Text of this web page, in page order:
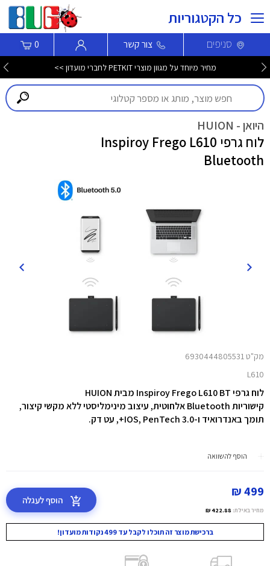
כל הקטגוריות
סניפים צור קשר 0
מחיר מיוחד על מגוון מוצרי PETKIT לחברי מועדון >>
היואן - HUION
לוח גרפי Inspiroy Frego L610
Bluetooth
מק"ט 6930444805531
L610
לוח גרפי Inspiroy Frego L610 BT מבית HUION
קישוריות Bluetooth אלחוטית, עיצוב מינימליסטי ללא מקשי קיצור,
תומך באנדרואיד ו-IOS, PenTech 3.0+, עט דק.
הוסף להשוואה
499 ₪
מחיר באילת: 422.88 ₪
הוסף לעגלה
ברכישת מוצר זה תוכלו לקבל עד 499 נקודות מועדון!